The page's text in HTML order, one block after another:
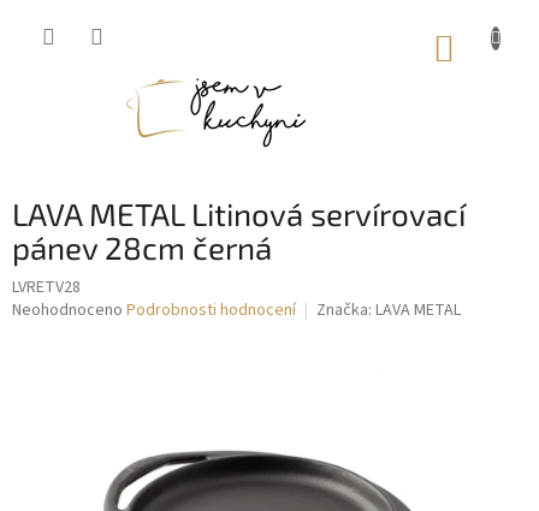
LAVA METAL Litinová servírovací
pánev 28cm černá
LVRETV28
Průměrné
Neohodnoceno Podrobnosti hodnocení Značka: LAVA METAL